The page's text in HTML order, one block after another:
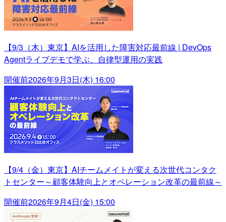
【9/3（木）東京】AIを活用した障害対応最前線 | DevOps
Agentライブデモで学ぶ、自律型運用の実践
開催前2026年9月3日(木) 16:00
【9/4（金）東京】AIチームメイトが変える次世代コンタク
トセンター～顧客体験向上とオペレーション改革の最前線～
開催前2026年9月4日(金) 15:00